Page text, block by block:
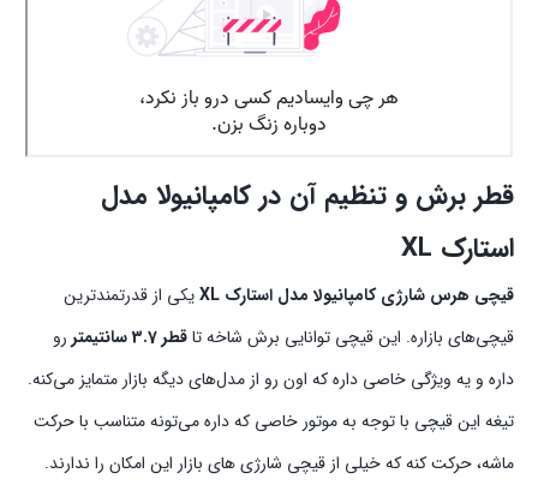
قطر برش و تنظیم آن در کامپانیولا مدل
استارک XL
قیچی هرس شارژی کامپانیولا مدل استارک XL
یکی از قدرتمند‌ترین
قیچی‌های بازاره. این قیچی توانایی برش شاخه تاقطر 3.7 سانتیمتر
رو
داره و یه ویژگی خاصی داره که اون رو از مدل‌های دیگه بازار متمایز می‌کنه.
تیغه این قیچی با توجه به موتور خاصی که داره می‌تونه متناسب با حرکت
ماشه، حرکت کنه که خیلی از قیچی‌ شارژی های بازار این امکان را ندارند.